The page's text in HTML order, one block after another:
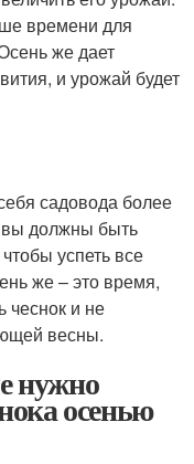
времени для
же дает
и урожай будет
садовода более
вы должны быть
успеть все
же – это время,
чеснок и не
весны.
нужно
осенью